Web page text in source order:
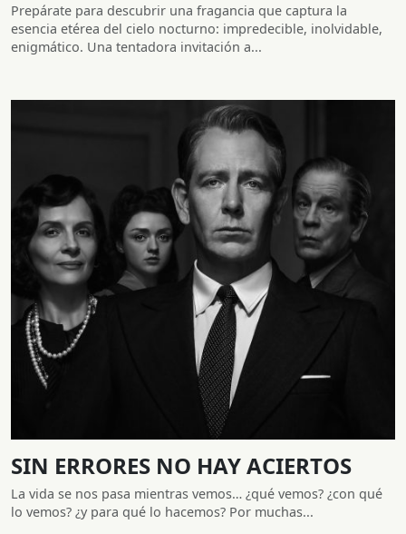
Prepárate para descubrir una fragancia que captura la
esencia etérea del cielo nocturno: impredecible, inolvidable,
enigmático. Una tentadora invitación a...
SIN ERRORES NO HAY ACIERTOS
La vida se nos pasa mientras vemos… ¿qué vemos? ¿con qué
lo vemos? ¿y para qué lo hacemos? Por muchas...